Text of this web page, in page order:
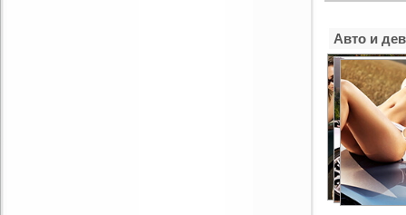
Buksir,
Cartuning,
EMEX,
Авто и